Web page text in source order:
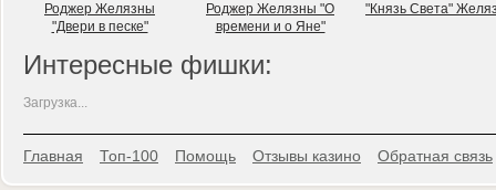
Роджер Желязны
"Двери в песке"
Роджер Желязны "О
времени и о Яне"
"Князь Света"
Интересные фишки:
Загрузка...
Главная Топ-100 Помощь Отзывы казино Обратная связь